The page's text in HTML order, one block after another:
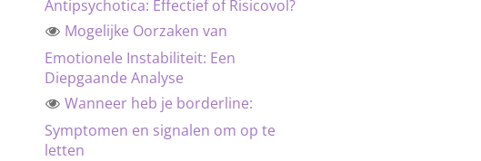
Antipsychotica: Effectief of Risicovol?
Mogelijke Oorzaken van
Emotionele Instabiliteit: Een
Diepgaande Analyse
Wanneer heb je borderline:
Symptomen en signalen om op te
letten